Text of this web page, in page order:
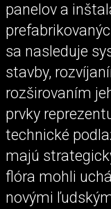
panelov a
sa nasleduje
stavby,
rozširovaním
prvky
technické
majú
flóra mohli
novými